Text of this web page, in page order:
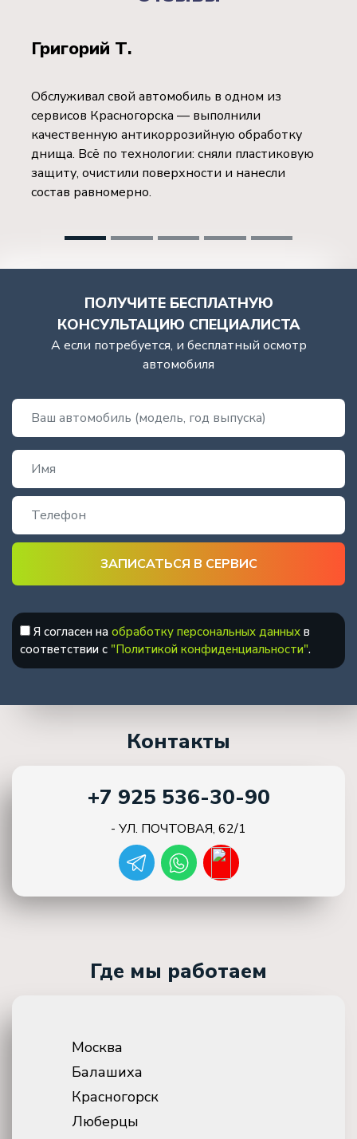
Григорий Т.
Обслуживал свой автомобиль в одном из
сервисов Красногорска — выполнили
качественную антикоррозийную обработку
днища. Всё по технологии: сняли пластиковую
защиту, очистили поверхности и нанесли
состав равномерно.
ПОЛУЧИТЕ БЕСПЛАТНУЮ
КОНСУЛЬТАЦИЮ СПЕЦИАЛИСТА
А если потребуется, и бесплатный осмотр
автомобиля
Я согласен на обработку персональных данных в
соответствии с "Политикой конфиденциальности".
Контакты
+7 925 536-30-90
- УЛ. ПОЧТОВАЯ, 62/1
Где мы работаем
Москва
Балашиха
Красногорск
Люберцы